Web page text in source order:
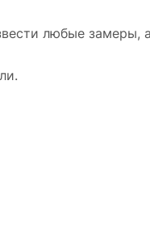
любые замеры,